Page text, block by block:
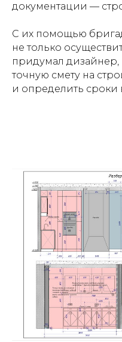
документации —
С их помощью
не только
придумал дизайнер,
точную смету на
и определить сроки